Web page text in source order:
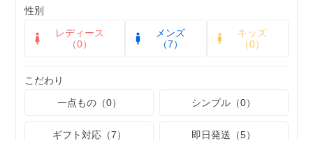
性別
レディース
（0）
メンズ
（7）
キッズ
（0）
こだわり
一点もの（0）
シンプル（0）
ギフト対応（7） 即日発送（5）